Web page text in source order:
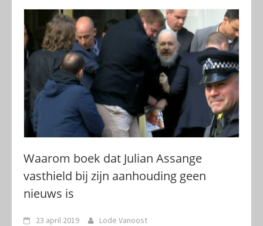
Waarom boek dat Julian Assange
vasthield bij zijn aanhouding geen
nieuws is
23 april 2019 Lode Vanoost